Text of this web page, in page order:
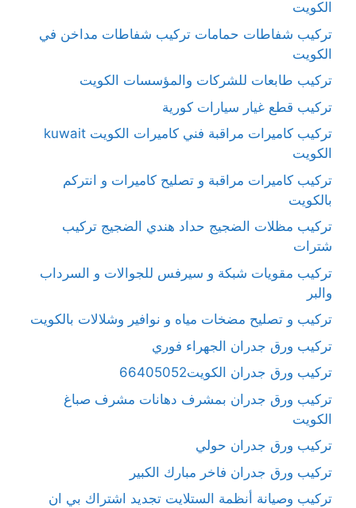
الكويت
تركيب شفاطات حمامات تركيب شفاطات مداخن في
الكويت
تركيب طابعات للشركات والمؤسسات الكويت
تركيب قطع غيار سيارات كورية
تركيب كاميرات مراقبة فني كاميرات الكويت kuwait
الكويت
تركيب كاميرات مراقبة و تصليح كاميرات و انتركم
بالكويت
تركيب مظلات الضجيج حداد هندي الضجيج تركيب
شترات
تركيب مقويات شبكة و سيرفس للجوالات و السرداب
والبر
تركيب و تصليح مضخات مياه و نوافير وشلالات بالكويت
تركيب ورق جدران الجهراء فوري
تركيب ورق جدران الكويت66405052
تركيب ورق جدران بمشرف دهانات مشرف صباغ
الكويت
تركيب ورق جدران حولي
تركيب ورق جدران فاخر مبارك الكبير
تركيب وصيانة أنظمة الستلايت تجديد اشتراك بي ان